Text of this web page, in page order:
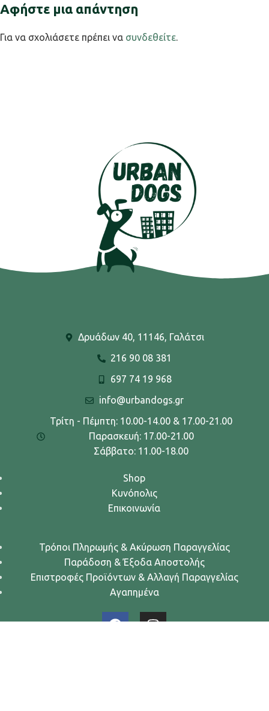
Αφήστε μια απάντηση
Για να σχολιάσετε πρέπει να συνδεθείτε.
Δρυάδων 40, 11146, Γαλάτσι
216 90 08 381
697 74 19 968
info@urbandogs.gr
Τρίτη - Πέμπτη: 10.00-14.00 & 17.00-21.00
Παρασκευή: 17.00-21.00
Σάββατο: 11.00-18.00
Shop
Κυνόπολις
Επικοινωνία
Τρόποι Πληρωμής & Ακύρωση Παραγγελίας
Παράδοση & Έξοδα Αποστολής
Επιστροφές Προϊόντων & Αλλαγή Παραγγελίας
Αγαπημένα